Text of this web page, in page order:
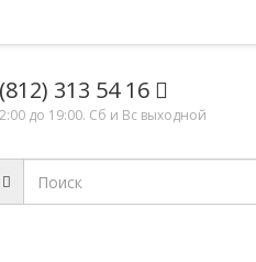
313 54 16
до 19:00. Сб и Вс выходной